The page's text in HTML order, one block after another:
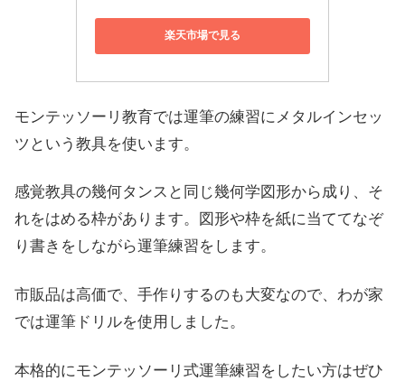
楽天市場で見る
モンテッソーリ教育では運筆の練習にメタルインセッ
ツという教具を使います。
感覚教具の幾何タンスと同じ幾何学図形から成り、そ
れをはめる枠があります。図形や枠を紙に当ててなぞ
り書きをしながら運筆練習をします。
市販品は高価で、手作りするのも大変なので、わが家
では運筆ドリルを使用しました。
本格的にモンテッソーリ式運筆練習をしたい方はぜひ